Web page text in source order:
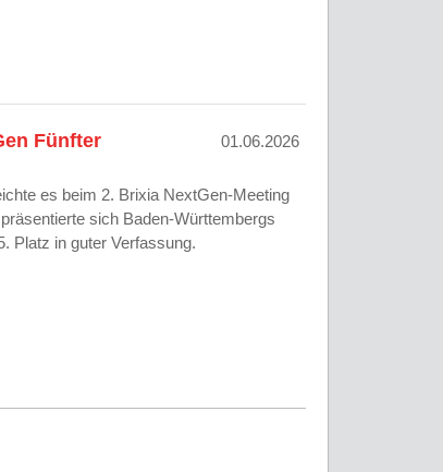
Fünfter 01.06.2026
es beim 2. Brixia NextGen-Meeting
sich Baden-Württembergs
Platz in guter Verfassung.